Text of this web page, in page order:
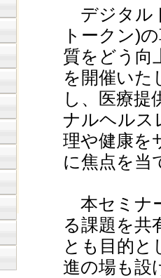
デジタル
トークン)
質をどう向
を開催いた
し、医療提
ナルヘルス
理や健康を
に焦点を当
本セミナ
る課題を共
とも目的と
進の場も設